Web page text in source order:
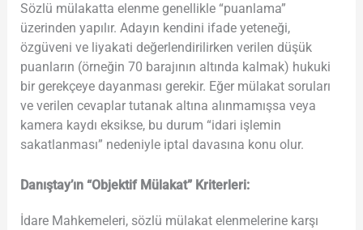
Sözlü mülakatta elenme genellikle “puanlama”
üzerinden yapılır. Adayın kendini ifade yeteneği,
özgüveni ve liyakati değerlendirilirken verilen düşük
puanların (örneğin 70 barajının altında kalmak) hukuki
bir gerekçeye dayanması gerekir. Eğer mülakat soruları
ve verilen cevaplar tutanak altına alınmamışsa veya
kamera kaydı eksikse, bu durum “idari işlemin
sakatlanması” nedeniyle iptal davasına konu olur.
Danıştay’ın “Objektif Mülakat” Kriterleri:
İdare Mahkemeleri, sözlü mülakat elenmelerine karşı